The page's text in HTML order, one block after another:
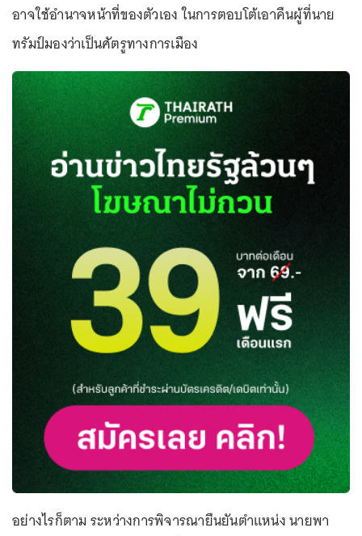
อาจใช้อำนาจหน้าที่ของตัวเอง ในการตอบโต้เอาคืนผู้ที่นาย
ทรัมป์มองว่าเป็นศัตรูทางการเมือง
อย่างไรก็ตาม ระหว่างการพิจารณายืนยันตำแหน่ง นายพา